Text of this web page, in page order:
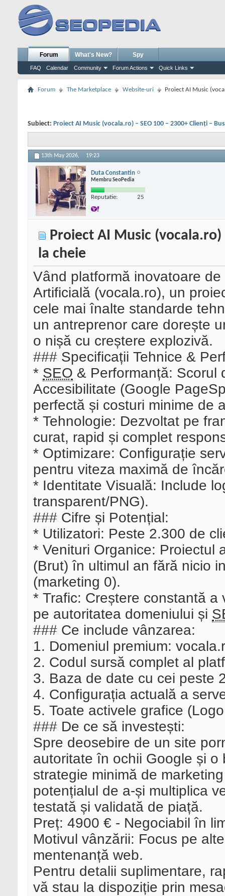
Forum
FAQ Calendar Community Forum Actions Quick Links
What's New? Spy
Forum The Marketplace Website-uri Proiect AI Music
Subiect: Proiect AI Music (vocala.ro) – SEO 100 – 2300+ Clienți –
13th May 2026, 19:23
Duta Constantin
Membru SeoPedia
Reputatie: 25
Proiect AI Music (vocala.ro)
la cheie
Vând platformă inovatoare
Artificială (vocala.ro), un
cele mai înalte standarde
un antreprenor care dorește
o nișă cu creștere explozivă.
### Specificații Tehnice &
* SEO & Performanță:
Accesibilitate (Google
perfectă și costuri minime de
* Tehnologie: Dezvoltat pe
curat, rapid și complet
* Optimizare: Configurație
pentru viteza maximă de
* Identitate Visuală: Include
transparent/PNG).
### Cifre și Potențial:
* Utilizatori: Peste 2.300 de
* Venituri Organice: Proiectul
(Brut) în ultimul an fără nicio
(marketing 0).
* Trafic: Creștere constantă
pe autoritatea domeniului și
### Ce include vânzarea:
1. Domeniul premium:
2. Codul sursă complet al
3. Baza de date cu cei peste
4. Configurația actuală a
5. Toate activele grafice
### De ce să investești:
Spre deosebire de un site
autoritate în ochii Google și
strategie minimă de
potențialul de a-și multiplica
testată și validată de piață.
Preț: 4900 € - Negociabil în
Motivul vânzării: Focus pe
mentenanță web.
Pentru detalii suplimentare,
vă stau la dispoziție prin